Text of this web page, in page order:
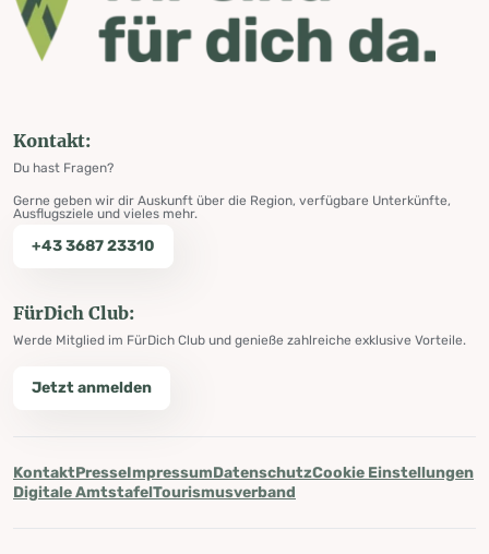
Kontakt:
Du hast Fragen?
Gerne geben wir dir Auskunft über die Region, verfügbare Unterkünfte,
Ausflugsziele und vieles mehr.
+43 3687 23310
FürDich Club:
Werde Mitglied im FürDich Club und genieße zahlreiche exklusive Vorteile.
Jetzt anmelden
KontaktPresseImpressumDatenschutzCookie Einstellungen
Digitale AmtstafelTourismusverband